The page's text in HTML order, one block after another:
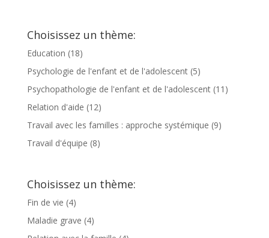
Choisissez un thème:
Education (18)
Psychologie de l'enfant et de l'adolescent(5)
Psychopathologie de l'enfant et de l'adolescent(11)
Relation d'aide (12)
Travail avec les familles : approche systémique (9)
Travail d'équipe (8)
Choisissez un thème:
Fin de vie (4)
Maladie grave (4)